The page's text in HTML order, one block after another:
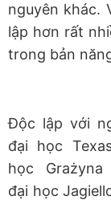
nguyên khác.
lập hơn rất
trong bản
Độc lập với
đại học
học
đại học